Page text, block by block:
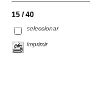
15 / 40
seleccionar
imprimir